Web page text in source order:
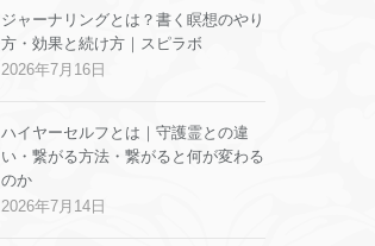
ジャーナリングとは？書く瞑想のやり
方・効果と続け方｜スピラボ
2026年7月16日
ハイヤーセルフとは｜守護霊との違
い・繋がる方法・繋がると何が変わる
のか
2026年7月14日